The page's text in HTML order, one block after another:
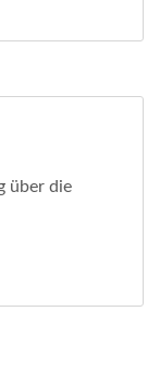
über die